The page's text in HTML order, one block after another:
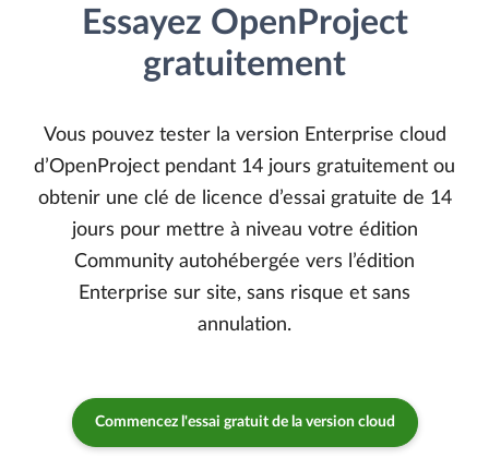
Essayez OpenProject
gratuitement
Vous pouvez tester la version Enterprise cloud
d’OpenProject pendant 14 jours gratuitement ou
obtenir une clé de licence d’essai gratuite de 14
jours pour mettre à niveau votre édition
Community autohébergée vers l’édition
Enterprise sur site, sans risque et sans
annulation.
Commencez l'essai gratuit de la version cloud